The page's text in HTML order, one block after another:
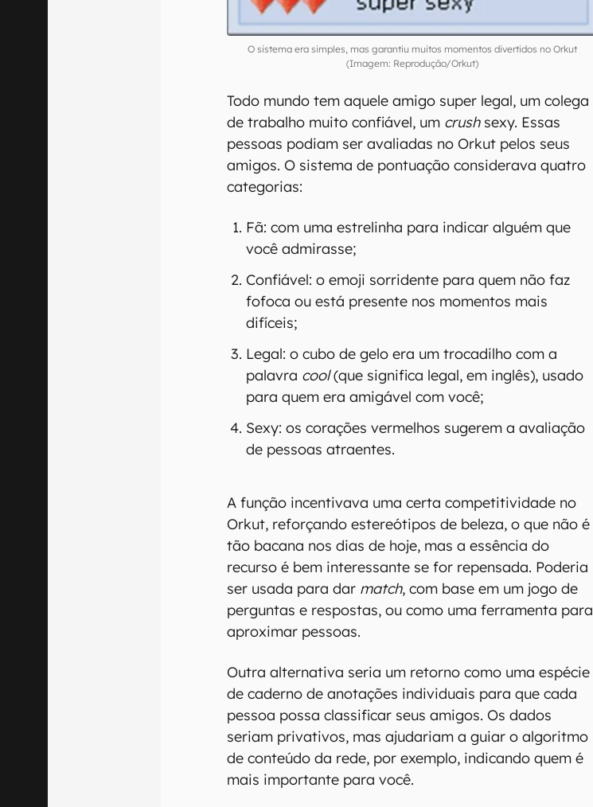
O sistema era simples, mas garantiu muitos momentos divertidos no Orkut
(Imagem: Reprodução/Orkut)
Todo mundo tem aquele amigo super legal, um colega
de trabalho muito confiável, um crushsexy. Essas
pessoas podiam ser avaliadas no Orkut pelos seus
amigos. O sistema de pontuação considerava quatro
categorias:
Fã: com uma estrelinha para indicar alguém que
você admirasse;
Confiável: o emoji sorridente para quem não faz
fofoca ou está presente nos momentos mais
difíceis;
Legal: o cubo de gelo era um trocadilho com a
palavra cool(que significa legal, em inglês), usado
para quem era amigável com você;
Sexy: os corações vermelhos sugerem a avaliação
de pessoas atraentes.
A função incentivava uma certa competitividade no
Orkut, reforçando estereótipos de beleza, o que não é
tão bacana nos dias de hoje, mas a essência do
recurso é bem interessante se for repensada. Poderia
ser usada para dar match, com base em um jogo de
perguntas e respostas, ou como uma ferramenta para
aproximar pessoas.
Outra alternativa seria um retorno como uma espécie
de caderno de anotações individuais para que cada
pessoa possa classificar seus amigos. Os dados
seriam privativos, mas ajudariam a guiar o algoritmo
de conteúdo da rede, por exemplo, indicando quem é
mais importante para você.